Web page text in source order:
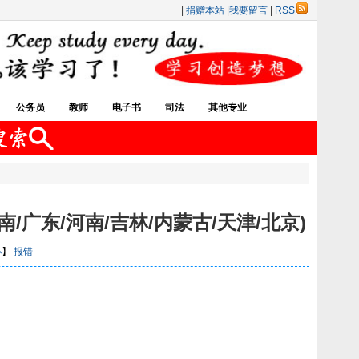
捐赠本站 我要留言 RSS
公务员 教师 电子书 司法 其他专业
/广东/河南/吉林/内蒙古/天津/北京)
】 报错